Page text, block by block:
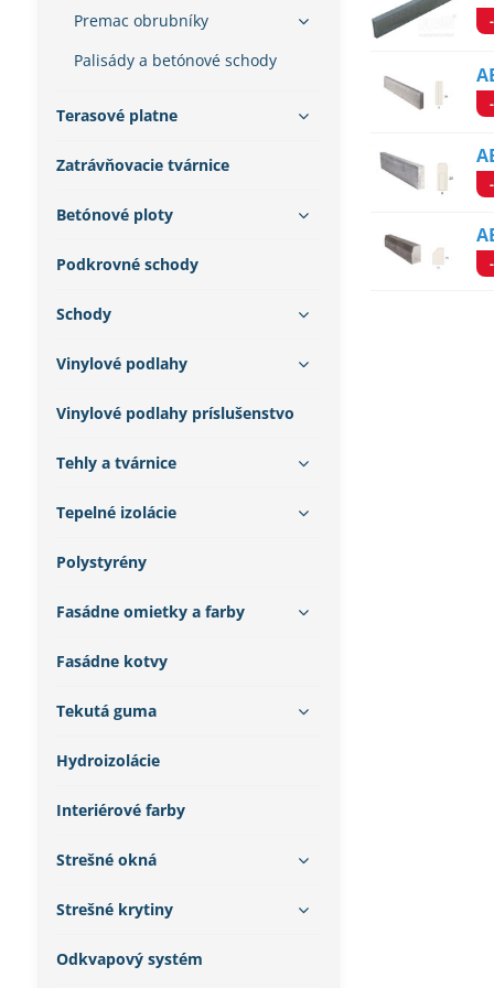
Premac obrubníky
Palisády a betónové schody
Terasové platne
Zatrávňovacie tvárnice
Betónové ploty
Podkrovné schody
Schody
Vinylové podlahy
Vinylové podlahy príslušenstvo
Tehly a tvárnice
Tepelné izolácie
Polystyrény
Fasádne omietky a farby
Fasádne kotvy
Tekutá guma
Hydroizolácie
Interiérové farby
Strešné okná
Strešné krytiny
Odkvapový systém